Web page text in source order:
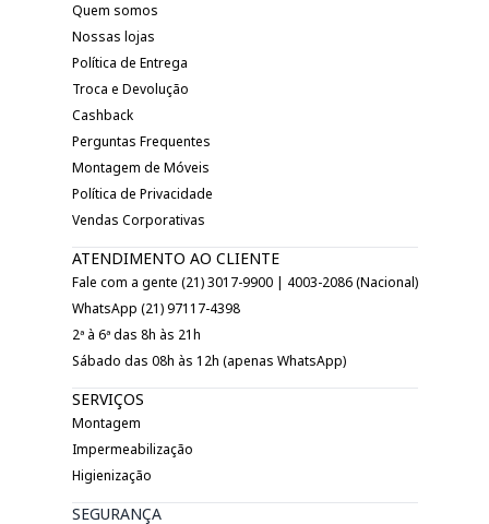
Quem somos
Nossas lojas
Política de Entrega
Troca e Devolução
Cashback
Perguntas Frequentes
Montagem de Móveis
Política de Privacidade
Vendas Corporativas
ATENDIMENTO AO CLIENTE
Fale com a gente (21) 3017-9900 | 4003-2086 (Nacional)
WhatsApp (21) 97117-4398
2ª à 6ª das 8h às 21h
Sábado das 08h às 12h (apenas WhatsApp)
SERVIÇOS
Montagem
Impermeabilização
Higienização
SEGURANÇA